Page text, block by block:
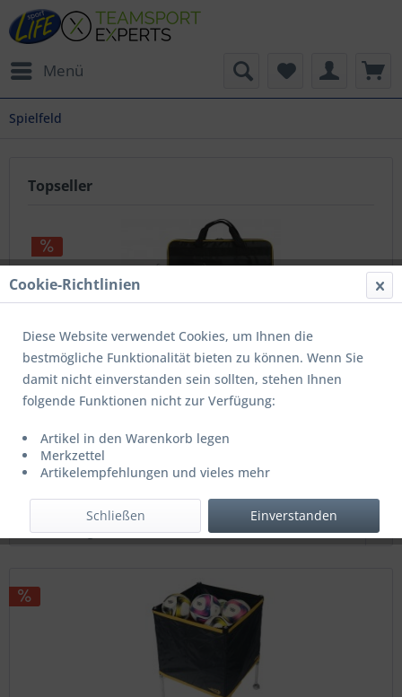
Menü
Spielfeld
Topseller
SB-V Volleyball Taktik Board schwarz
Inhalt1 Stück
Letzter niedrigster Preis: 49,90 € *
Cookie-Richtlinien
Diese Website verwendet Cookies, um Ihnen die
bestmögliche Funktionalität bieten zu können. Wenn Sie
damit nicht einverstanden sein sollten, stehen Ihnen
folgende Funktionen nicht zur Verfügung:
Artikel in den Warenkorb legen
Merkzettel
Artikelempfehlungen und vieles mehr
Einverstanden
Schließen